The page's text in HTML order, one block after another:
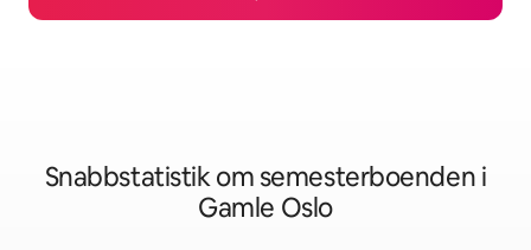
Snabbstatistik om semesterboenden i
Gamle Oslo